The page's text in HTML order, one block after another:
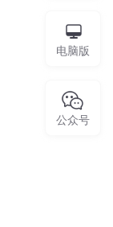
电脑版
公众号